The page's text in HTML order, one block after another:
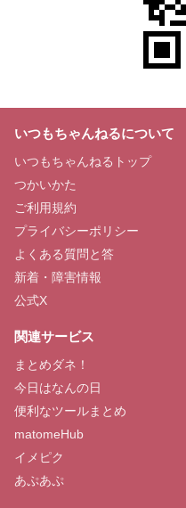
いつもちゃんねるについて
いつもちゃんねるトップ
つかいかた
ご利用規約
プライバシーポリシー
よくある質問と答
新着・障害情報
公式X
関連サービス
まとめダネ！
今日はなんの日
便利なツールまとめ
matomeHub
イメピク
あぷあぷ